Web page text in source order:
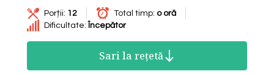
Porții: 12 Total timp: o oră
Dificultate: Începător
Sari la rețetă